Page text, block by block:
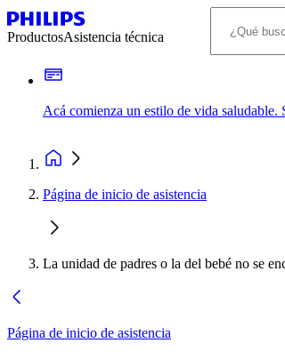
ProductosAsistencia técnica
Acá comienza un estilo de vida
Página de inicio de asistencia
La unidad de padres o la del bebé no se
Página de inicio de asistencia